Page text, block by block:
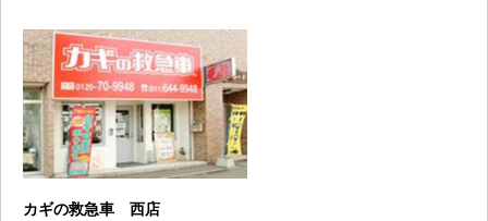
カギの救急車 西店